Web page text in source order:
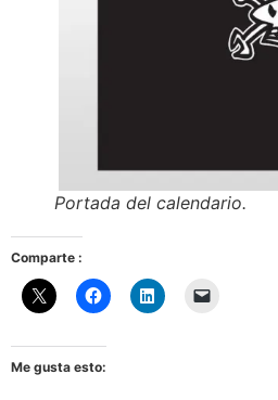
Portada del calendario.
Comparte :
Me gusta esto: